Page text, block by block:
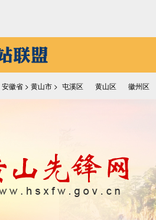
安徽省 > 黄山市 > 屯溪区 黄山区 徽州区